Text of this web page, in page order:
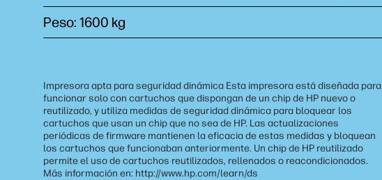
Peso: 1600 kg
Impresora apta para seguridad dinámica Esta impresora está diseñada para
funcionar solo con cartuchos que dispongan de un chip de HP nuevo o
reutilizado, y utiliza medidas de seguridad dinámica para bloquear los
cartuchos que usan un chip que no sea de HP. Las actualizaciones
periódicas de firmware mantienen la eficacia de estas medidas y bloquean
los cartuchos que funcionaban anteriormente. Un chip de HP reutilizado
permite el uso de cartuchos reutilizados, rellenados o reacondicionados.
Más información en: http://www.hp.com/learn/ds